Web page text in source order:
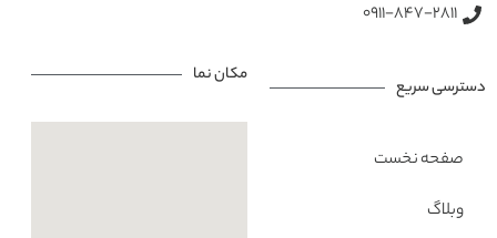
0911-847-2811
دسترسی سریع
صفحه نخست
وبلاگ
مکان نما